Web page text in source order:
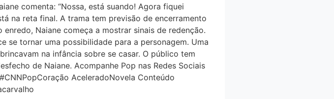
comenta: “Nossa, está suando! Agora fiquei
na reta final. A trama tem previsão de encerramento
Naiane começa a mostrar sinais de redenção.
se tornar uma possibilidade para a personagem. Uma
na infância sobre se casar. O público tem
de Naiane. Acompanhe Pop nas Redes Sociais
AceleradoNovela Conteúdo